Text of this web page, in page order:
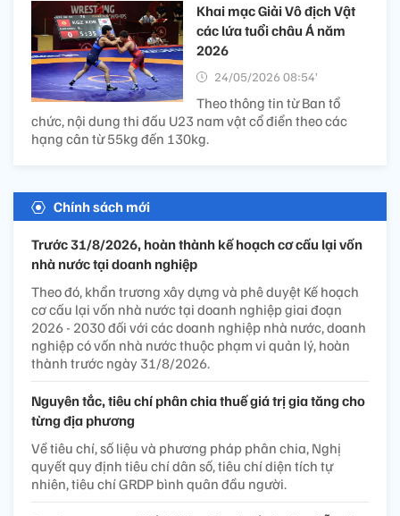
Khai mạc Giải Vô địch Vật
các lứa tuổi châu Á năm
2026
24/05/2026 08:54’
Theo thông tin từ Ban tổ
chức, nội dung thi đấu U23 nam vật cổ điển theo các
hạng cân từ 55kg đến 130kg.
Chính sách mới
Trước 31/8/2026, hoàn thành kế hoạch cơ cấu lại vốn
nhà nước tại doanh nghiệp
Theo đó, khẩn trương xây dựng và phê duyệt Kế hoạch
cơ cấu lại vốn nhà nước tại doanh nghiệp giai đoạn
2026 - 2030 đối với các doanh nghiệp nhà nước, doanh
nghiệp có vốn nhà nước thuộc phạm vi quản lý, hoàn
thành trước ngày 31/8/2026.
Nguyên tắc, tiêu chí phân chia thuế giá trị gia tăng cho
từng địa phương
Về tiêu chí, số liệu và phương pháp phân chia, Nghị
quyết quy định tiêu chí dân số, tiêu chí diện tích tự
nhiên, tiêu chí GRDP bình quân đầu người.